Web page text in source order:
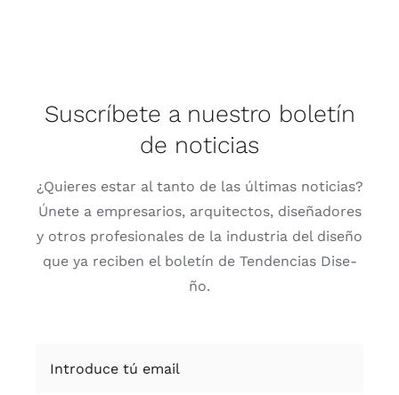
Suscríbete a nuestro boletín
de noticias
¿Quie­res estar al tan­to de las últi­mas noti­cias?
Úne­te a empre­sa­rios, arqui­tec­tos, dise­ña­do­res
y otros pro­fe­sio­na­les de la indus­tria del dise­ño
que ya reci­ben el bole­tín de Ten­den­cias Dise­
ño.